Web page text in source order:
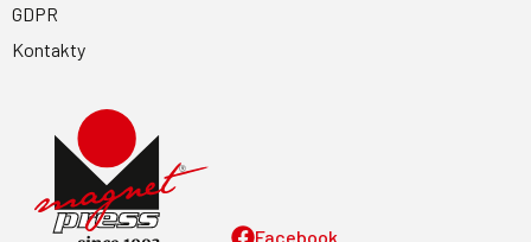
Facebook
GDPR
Kontakty